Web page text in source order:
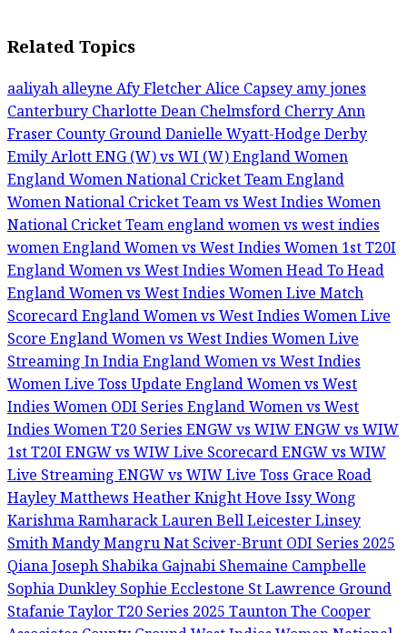
Related Topics
aaliyah alleyneAfy FletcherAlice Capseyamy jones
CanterburyCharlotte DeanChelmsfordCherry Ann
FraserCounty GroundDanielle Wyatt-HodgeDerby
Emily ArlottENG (W) vs WI (W)England Women
England Women National Cricket TeamEngland
Women National Cricket Team vs West Indies Women
National Cricket Teamengland women vs west indies
womenEngland Women vs West Indies Women 1st T20I
England Women vs West Indies Women Head To Head
England Women vs West Indies Women Live Match
ScorecardEngland Women vs West Indies Women Live
ScoreEngland Women vs West Indies Women Live
Streaming In IndiaEngland Women vs West Indies
Women Live Toss UpdateEngland Women vs West
Indies Women ODI SeriesEngland Women vs West
Indies Women T20 SeriesENGW vs WIWENGW vs WIW
1st T20IENGW vs WIW Live ScorecardENGW vs WIW
Live StreamingENGW vs WIW Live TossGrace Road
Hayley MatthewsHeather KnightHoveIssy Wong
Karishma RamharackLauren BellLeicesterLinsey
SmithMandy MangruNat Sciver-BruntODI Series 2025
Qiana JosephShabika GajnabiShemaine Campbelle
Sophia DunkleySophie EcclestoneSt Lawrence Ground
Stafanie TaylorT20 Series 2025TauntonThe Cooper